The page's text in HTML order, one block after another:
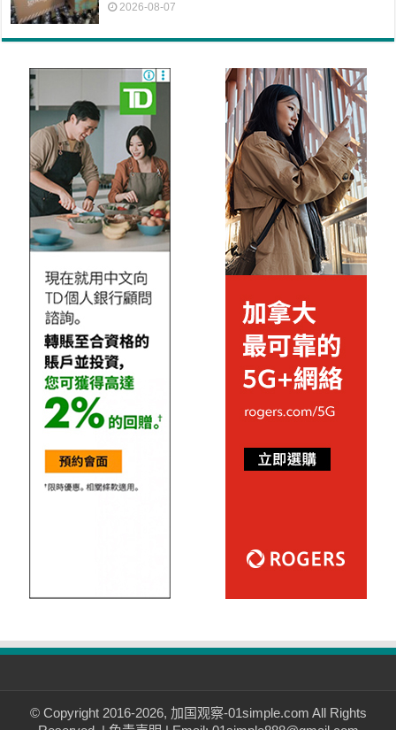
2026-08-07
© Copyright 2016-2026, 加国观察-01simple.com All Rights